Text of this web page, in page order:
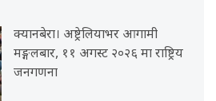
क्यानबेरा। अष्ट्रेलियाभर आगामी
मङ्गलबार, ११ अगस्ट २०२६ मा राष्ट्रिय
जनगणना